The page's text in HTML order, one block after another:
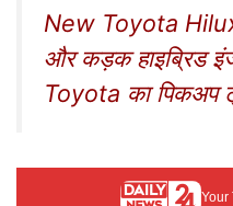
New Toyota
और कड़क हाइब्रिड
Toyota का पिकअप
Your